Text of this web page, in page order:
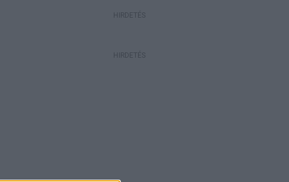
HIRDETÉS
HIRDETÉS